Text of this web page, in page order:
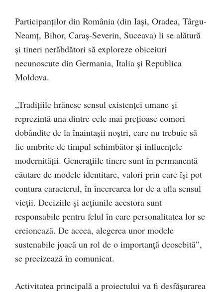
Participanților din România (din Iași, Oradea, Târgu-
Neamț, Bihor, Caraș-Severin, Suceava) li se alătură
și tineri nerăbdători să exploreze obiceiuri
necunoscute din Germania, Italia și Republica
Moldova.
„Tradițiile hrănesc sensul existenței umane și
reprezintă una dintre cele mai prețioase comori
dobândite de la înaintașii noștri, care nu trebuie să
fie umbrite de timpul schimbător și influențele
modernității. Generațiile tinere sunt în permanentă
căutare de modele identitare, valori prin care își pot
contura caracterul, în încercarea lor de a afla sensul
vieții. Deciziile și acțiunile acestora sunt
responsabile pentru felul în care personalitatea lor se
creionează. De aceea, alegerea unor modele
sustenabile joacă un rol de o importanță deosebită”,
se precizează în comunicat.
Activitatea principală a proiectului va fi desfăşurarea